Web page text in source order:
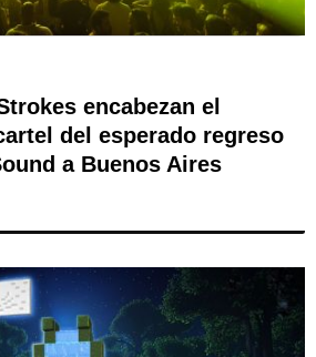
encabezan el
del esperado regreso
a Buenos Aires